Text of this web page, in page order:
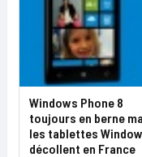
Windows Phone 8
toujours en berne
les tablettes
décollent en France